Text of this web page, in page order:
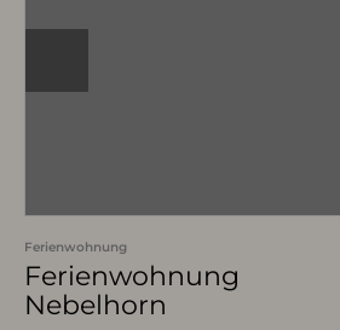
Ferienwohnung
Ferienwohnung
Nebelhorn